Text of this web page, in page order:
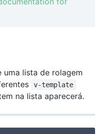
uma lista de rolagem
v-template
na lista aparecerá.